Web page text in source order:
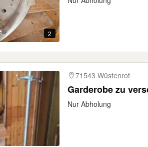
2
71543 Wüstenrot
Garderobe zu
Nur Abholung